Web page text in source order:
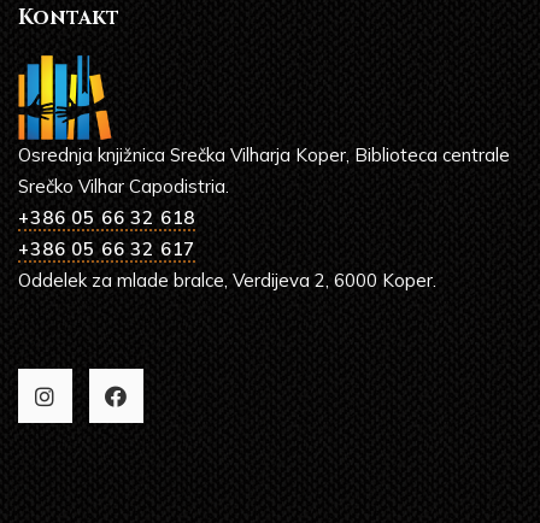
Kontakt
Osrednja knjižnica Srečka Vilharja Koper, Biblioteca centrale
Srečko Vilhar Capodistria.
+386 05 66 32 618
+386 05 66 32 617
Oddelek za mlade bralce, Verdijeva 2, 6000 Koper.